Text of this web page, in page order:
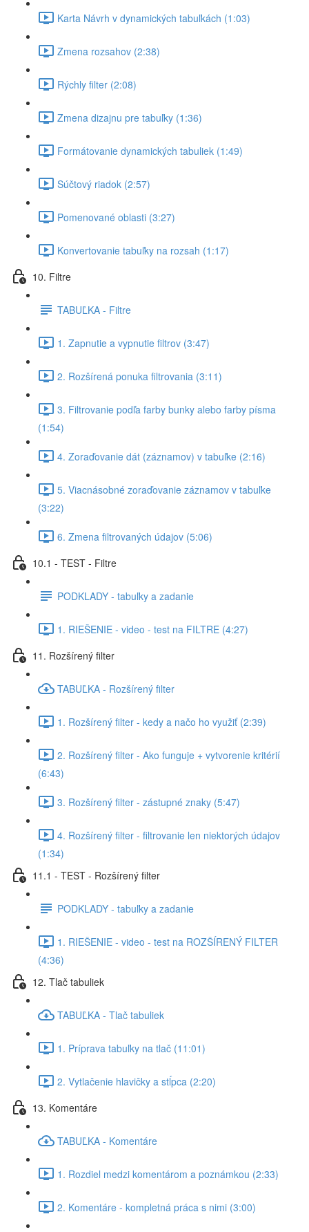
Karta Návrh v dynamických tabuľkách (1:03)
Zmena rozsahov (2:38)
Rýchly filter (2:08)
Zmena dizajnu pre tabuľky (1:36)
Formátovanie dynamických tabuliek (1:49)
Súčtový riadok (2:57)
Pomenované oblasti (3:27)
Konvertovanie tabuľky na rozsah (1:17)
10. Filtre
TABUĽKA - Filtre
1. Zapnutie a vypnutie filtrov (3:47)
2. Rozšírená ponuka filtrovania (3:11)
3. Filtrovanie podľa farby bunky alebo farby písma
(1:54)
4. Zoraďovanie dát (záznamov) v tabuľke (2:16)
5. Viacnásobné zoraďovanie záznamov v tabuľke
(3:22)
6. Zmena filtrovaných údajov (5:06)
10.1 - TEST - Filtre
PODKLADY - tabuľky a zadanie
1. RIEŠENIE - video - test na FILTRE (4:27)
11. Rozšírený filter
TABUĽKA - Rozšírený filter
1. Rozšírený filter - kedy a načo ho využiť (2:39)
2. Rozšírený filter - Ako funguje + vytvorenie kritérií
(6:43)
3. Rozšírený filter - zástupné znaky (5:47)
4. Rozšírený filter - filtrovanie len niektorých údajov
(1:34)
11.1 - TEST - Rozšírený filter
PODKLADY - tabuľky a zadanie
1. RIEŠENIE - video - test na ROZŠÍRENÝ FILTER
(4:36)
12. Tlač tabuliek
TABUĽKA - Tlač tabuliek
1. Príprava tabuľky na tlač (11:01)
2. Vytlačenie hlavičky a stĺpca (2:20)
13. Komentáre
TABUĽKA - Komentáre
1. Rozdiel medzi komentárom a poznámkou (2:33)
2. Komentáre - kompletná práca s nimi (3:00)